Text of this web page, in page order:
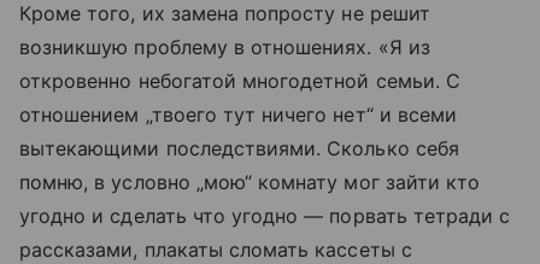
Кроме того, их замена попросту не решит
возникшую проблему в отношениях. «Я из
откровенно небогатой многодетной семьи. С
отношением „твоего тут ничего нет“ и всеми
вытекающими последствиями. Сколько себя
помню, в условно „мою“ комнату мог зайти кто
угодно и сделать что угодно — порвать тетради с
рассказами, плакаты сломать кассеты с